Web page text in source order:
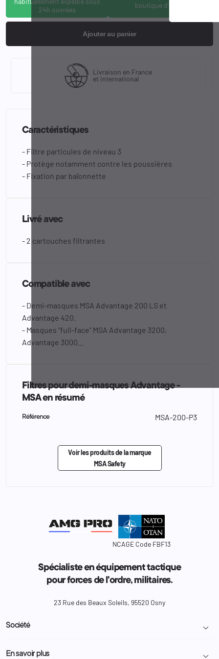
24h ouvrées
boutique d'Osny
Ajouter au panier
Livraison en France
et international
Caractéristiques
- Filtre particules de niveau 3
- Protège notamment contre les poussières
- Fixation par baïonnette
Livré avec
- 2 cartouches filtrantes
Compatible avec
- Demi-masques MSA Advantage 200 LS et
Advantage 420.
- Masques "full-face" MSA Advantage 3200,
Advantage 3000...
Filtres pour demi-masques Advantage -
MSA en résumé
Référence MSA-200-P3
Voir les produits de la marque
MSA Safety
NCAGE Code FBF13
Spécialiste en équipement tactique
pour forces de l'ordre, militaires.
23 Rue des Beaux Soleils, 95520 Osny
Société 
Livraison et retour colis
En savoir plus